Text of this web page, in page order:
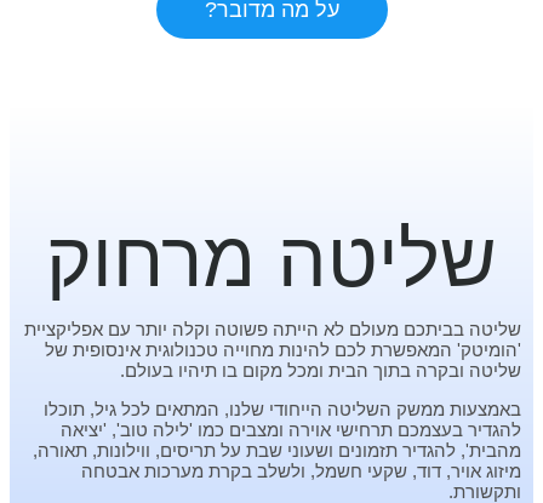
על מה מדובר?
שליטה מרחוק
שליטה בביתכם מעולם לא הייתה פשוטה וקלה יותר עם אפליקציית
'הומיטק' המאפשרת לכם להינות מחוייה טכנולוגית אינסופית של
שליטה ובקרה בתוך הבית ומכל מקום בו תיהיו בעולם.
באמצעות ממשק השליטה הייחודי שלנו, המתאים לכל גיל, תוכלו
להגדיר בעצמכם תרחישי אוירה ומצבים כמו 'לילה טוב', 'יציאה
מהבית', להגדיר תזמונים ושעוני שבת על תריסים, ווילונות, תאורה,
מיזוג אויר, דוד, שקעי חשמל, ולשלב בקרת מערכות אבטחה
ותקשורת.